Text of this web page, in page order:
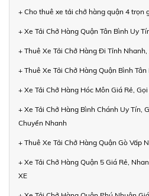
+ Cho thuê xe tải chở hàng quận 4 trọn
+ Xe Tải Chở Hàng Quận Tân Bình Uy
+ Thuê Xe Tải Chở Hàng Đi Tỉnh
+ Thuê Xe Tải Chở Hàng Quận Bình
+ Xe Tải Chở Hàng Hóc Môn Giá Rẻ,
+ Xe Tải Chở Hàng Bình Chánh Uy Tín,
Chuyển Nhanh
+ Thuê Xe Tải Chở Hàng Quận Gò Vấp
+ Xe Tải Chở Hàng Quận 5 Giá Rẻ,
XE